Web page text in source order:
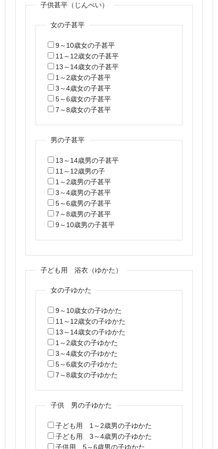
子供甚平（じんべい）
女の子甚平
9～10歳女の子甚平
11～12歳女の子甚平
13～14歳女の子甚平
1～2歳女の子甚平
3～4歳女の子甚平
5～6歳女の子甚平
7～8歳女の子甚平
男の子甚平
13～14歳男の子甚平
11～12歳男の子
1～2歳男の子甚平
3～4歳男の子甚平
5～6歳男の子甚平
7～8歳男の子甚平
9～10歳男の子甚平
子ども用 浴衣（ゆかた）
女の子ゆかた
9～10歳女の子ゆかた
11～12歳女の子ゆかた
13～14歳女の子ゆかた
1～2歳女の子ゆかた
3～4歳女の子ゆかた
5～6歳女の子ゆかた
7～8歳女の子ゆかた
子供 男の子ゆかた
子ども用 1～2歳男の子ゆかた
子ども用 3～4歳男の子ゆかた
子供用 5～6歳男の子ゆかた